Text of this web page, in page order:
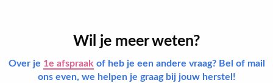
Wil je meer weten?
Over je 1e afspraakof heb je een andere vraag? Bel of mail
ons even, we helpen je graag bij jouw herstel!